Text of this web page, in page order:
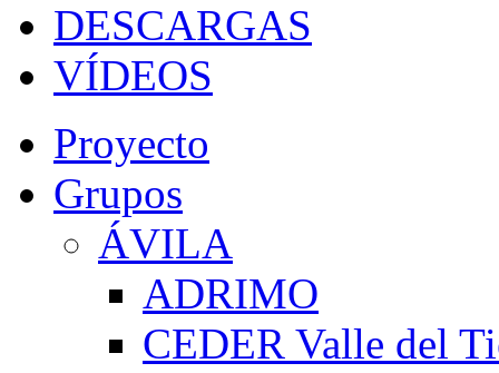
DESCARGAS
VÍDEOS
Proyecto
Grupos
ÁVILA
ADRIMO
CEDER Valle del